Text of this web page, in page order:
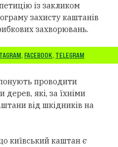
із закликом
захисту каштанів
захворювань.
, FACEBOOK, TELEGRAM
проводити
дерев, які, за їхніми
від шкідників на
київський каштан є